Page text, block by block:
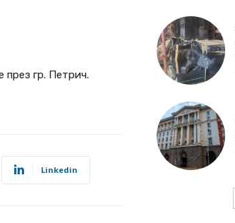
през гр. Петрич.
Linkedin